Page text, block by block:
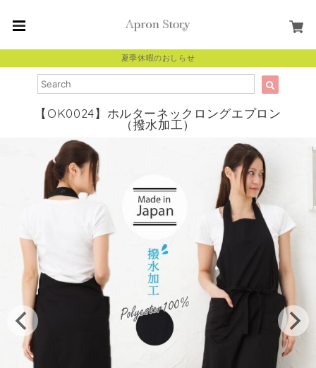
夏季休暇のおしらせ
【OK0024】ホルターネックロングエプロン
（撥水加工）